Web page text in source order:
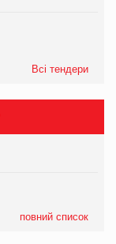
Всі тендери
повний список